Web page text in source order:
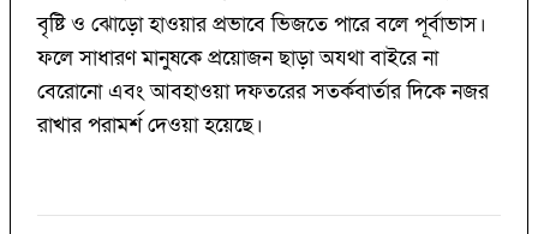
বৃষ্টি ও ঝোড়ো হাওয়ার প্রভাবে ভিজতে পারে বলে পূর্বাভাস।
ফলে সাধারণ মানুষকে প্রয়োজন ছাড়া অযথা বাইরে না
বেরোনো এবং আবহাওয়া দফতরের সতর্কবার্তার দিকে নজর
রাখার পরামর্শ দেওয়া হয়েছে।